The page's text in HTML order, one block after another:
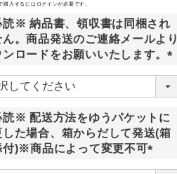
購入するにはログインが必要です。
※ 納品書、領収書は同梱され
ん。商品発送のご連絡メールより
ンロードをお願いいたします。
(
必
)
※ 配送方法をゆうパケットに
した場合、箱からだして発送(箱
付)※商品によって変更不可
(